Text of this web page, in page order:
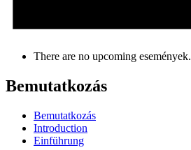
There are no upcoming események.
Bemutatkozás
Bemutatkozás
Introduction
Einführung